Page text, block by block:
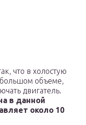
что в холостую
большом объеме,
двигатель.
в данной
около 10